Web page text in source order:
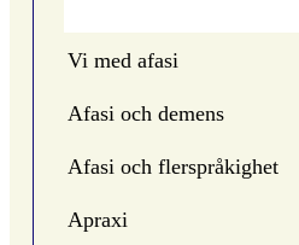
Vi med afasi
Afasi och demens
Afasi och flerspråkighet
Apraxi